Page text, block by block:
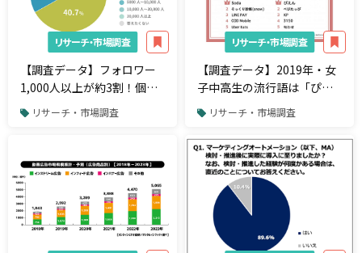
リサーチ・市場調査
【調査データ】フォロワー
1,000人以上が約3割！個人
のSNSを「メディア」とし
て運営しているユーザーの
リサーチ・市場調査
リサーチ・市場調査
【調査データ】2019年・女
子中高生の流行語は「ぴえ
ん」、アプリは「SODA」が
1位を獲得
リサーチ・市場調査